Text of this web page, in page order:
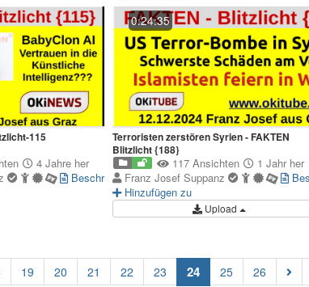
115
4 Jahre her
Beschreibung
0:24:35
Terroristen zerstören Syrien - FAKTEN
Blitzlicht {188}
117 Ansichten
1 Jahr her
Franz Josef Suppanz
Hinzufügen zu
Upload
19 20 21 22 23 24(current)
25 26